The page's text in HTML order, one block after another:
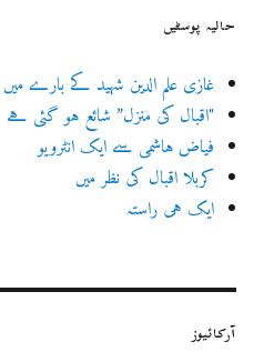
حالیہ پوسٹیں
غازی علم الدین شہید کے بارے
"اقبال کی منزل” شائع ہو گئی ہے
فیاض ہاشمی سے ایک انٹرویو
کربلا اقبال کی نظر میں
ایک ہی راستہ
آرکائیوز